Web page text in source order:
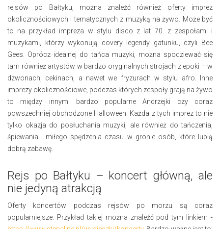
rejsów po Bałtyku, można znaleźć również oferty imprez
okolicznościowych i tematycznych z muzyką na żywo. Może być
to na przykład impreza w stylu disco z lat 70. z zespołami i
muzykami, którzy wykonują covery legendy gatunku, czyli Bee
Gees. Oprócz idealnej do tańca muzyki, można spodziewać się
tam również artystów w bardzo oryginalnych strojach z epoki – w
dzwonach, cekinach, a nawet we fryzurach w stylu afro. Inne
imprezy okolicznościowe, podczas których zespoły grają na żywo
to między innymi bardzo popularne Andrzejki czy coraz
powszechniej obchodzone Halloween. Każda z tych imprez to nie
tylko okazja do posłuchania muzyki, ale również do tańczenia,
śpiewania i miłego spędzenia czasu w gronie osób, które lubią
dobrą zabawę.
Rejs po Bałtyku – koncert główną, ale
nie jedyną atrakcją
Oferty koncertów podczas rejsów po morzu są coraz
popularniejsze. Przykład takiej można znaleźć pod tym linkiem -